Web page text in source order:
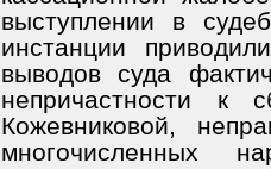
выступлении в
инстанции
выводов суда
непричастности к
Кожевниковой,
многочисленных